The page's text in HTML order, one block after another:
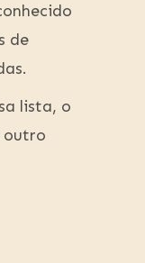
de
lista, o
outro